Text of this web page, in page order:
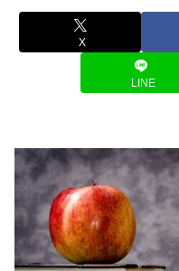
X
LINE